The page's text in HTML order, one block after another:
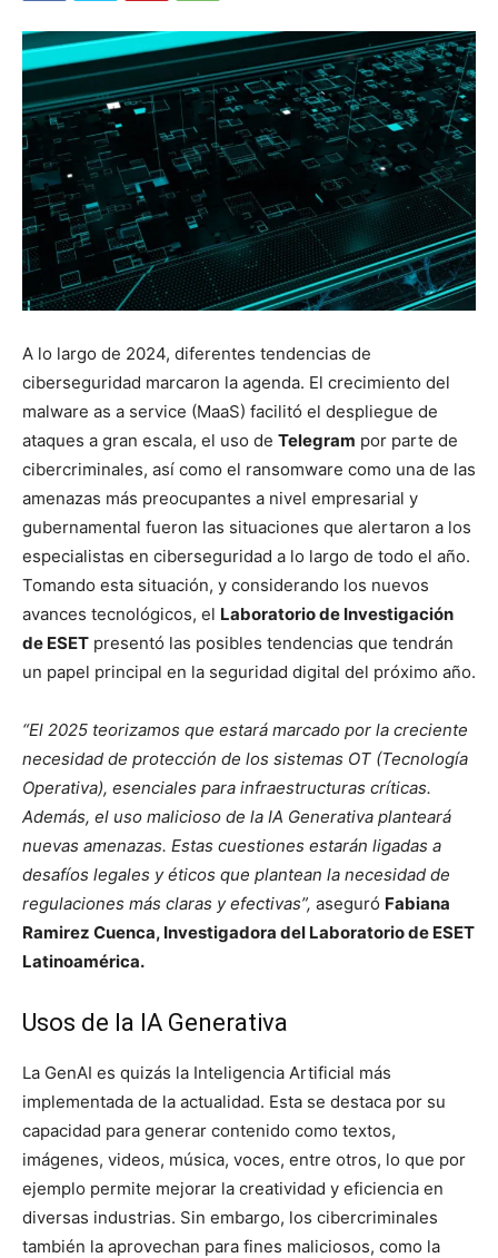
A lo largo de 2024, diferentes tendencias de
ciberseguridad marcaron la agenda. El crecimiento del
malware as a service (MaaS) facilitó el despliegue de
ataques a gran escala, el uso de Telegram por parte de
cibercriminales, así como el ransomware como una de las
amenazas más preocupantes a nivel empresarial y
gubernamental fueron las situaciones que alertaron a los
especialistas en ciberseguridad a lo largo de todo el año.
Tomando esta situación, y considerando los nuevos
avances tecnológicos, el Laboratorio de Investigación
de ESET presentó las posibles tendencias que tendrán
un papel principal en la seguridad digital del próximo año.
“El 2025 teorizamos que estará marcado por la creciente
necesidad de protección de los sistemas OT (Tecnología
Operativa), esenciales para infraestructuras críticas.
Además, el uso malicioso de la IA Generativa planteará
nuevas amenazas. Estas cuestiones estarán ligadas a
desafíos legales y éticos que plantean la necesidad de
regulaciones más claras y efectivas”, aseguró Fabiana
Ramirez Cuenca, Investigadora del Laboratorio de ESET
Latinoamérica.
Usos de la IA Generativa
La GenAI es quizás la Inteligencia Artificial más
implementada de la actualidad. Esta se destaca por su
capacidad para generar contenido como textos,
imágenes, videos, música, voces, entre otros, lo que por
ejemplo permite mejorar la creatividad y eficiencia en
diversas industrias. Sin embargo, los cibercriminales
también la aprovechan para fines maliciosos, como la